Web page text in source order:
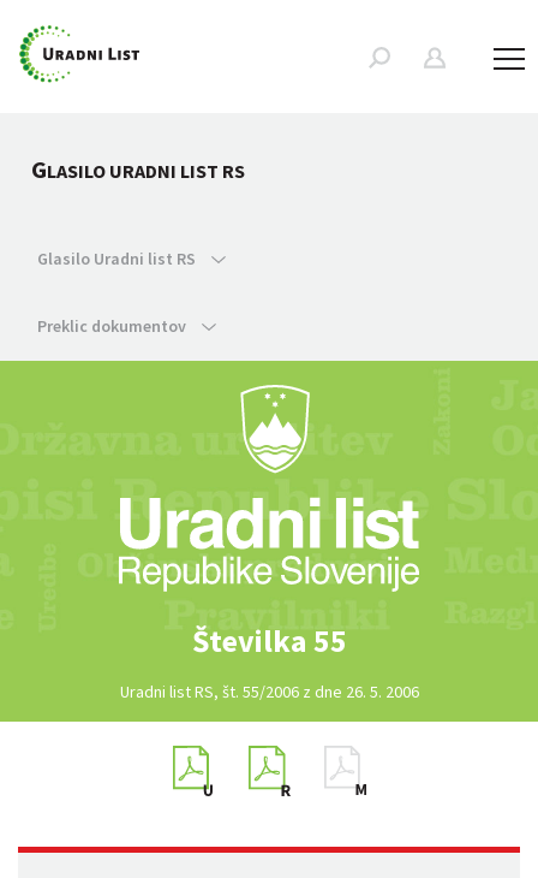
GLASILO URADNI LIST RS
Glasilo Uradni list RS
Preklic dokumentov
Številka 55
Uradni list RS, št. 55/2006 z dne 26. 5. 2006